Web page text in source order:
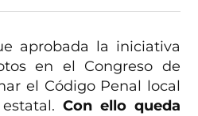
aprobada la iniciativa
en el Congreso de
el Código Penal local
estatal.Con ello queda